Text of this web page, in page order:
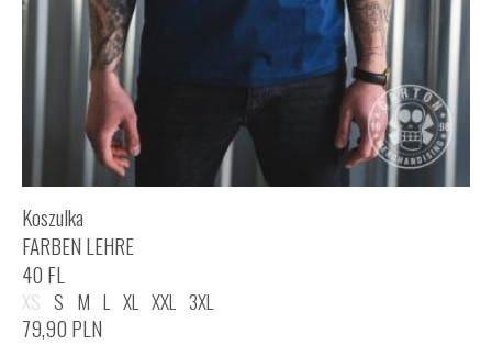
Koszulka
FARBEN LEHRE
40 FL
XS S M L XL XXL 3XL
79,90 PLN